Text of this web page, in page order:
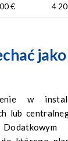
€ 4
w
lub